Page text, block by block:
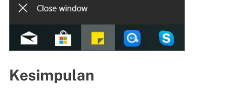
Kesimpulan